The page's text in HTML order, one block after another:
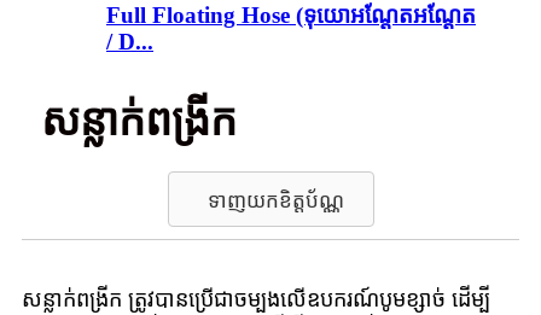
Full Floating Hose (ទុយោអណ្តែតអណ្តែត
/ D...
សន្លាក់ពង្រីក
ទាញយកខិត្តប័ណ្ណ
សន្លាក់ពង្រីក ត្រូវបានប្រើជាចម្បងលើឧបករណ៍បូមខ្សាច់ ដើម្បី